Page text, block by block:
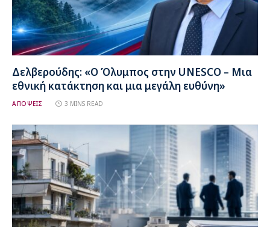
Δελβερούδης: «Ο Όλυμπος στην UNESCO – Μια
εθνική κατάκτηση και μια μεγάλη ευθύνη»
ΑΠΟΨΕΙΣ 3 MINS READ